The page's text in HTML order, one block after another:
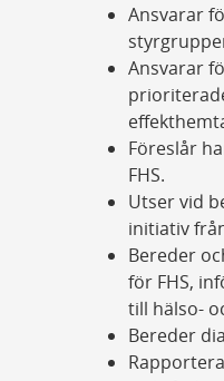
Ansvarar
Ansvarar
Föreslår
FHS.
Utser vid
initiativ
Bereder
för FHS,
till hälso-
Bereder